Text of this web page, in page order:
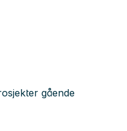
gående